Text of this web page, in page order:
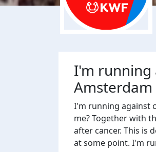
I'm running
I'm running against
me? Together with
after cancer. This is
at some point. I'm